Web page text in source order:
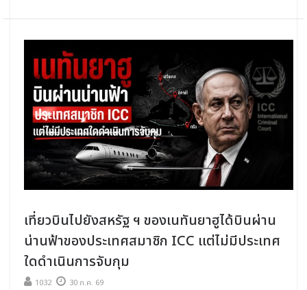
เที่ยวบินไปยังสหรัฐ ฯ ของเนทันยาฮูได้บินผ่าน
น่านฟ้าของประเทศสมาชิก ICC แต่ไม่มีประเทศ
ใดดำเนินการจับกุม
1032 30 ก.ค. 69